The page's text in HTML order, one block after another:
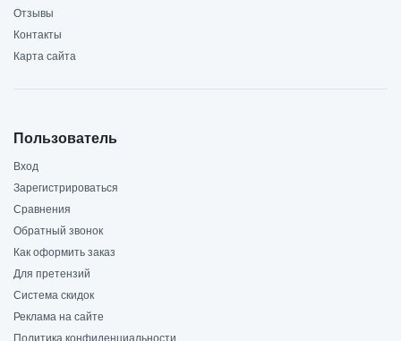
Отзывы
Контакты
Карта сайта
Пользователь
Вход
Зарегистрироваться
Сравнения
Обратный звонок
Как оформить заказ
Для претензий
Система скидок
Реклама на сайте
Политика конфиденциальности